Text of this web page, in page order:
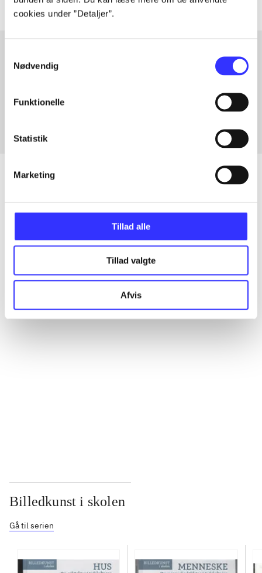
cookies under ”Detaljer”.
Nødvendig
Funktionelle
Statistik
Marketing
Tillad alle
Tillad valgte
Afvis
Artikler
Alle registrerede artikler fordelt på udgivelser
Billedkunst i skolen
Gå til serien